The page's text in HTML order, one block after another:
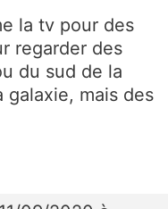
la tv pour des
regarder des
du sud de la
mais des